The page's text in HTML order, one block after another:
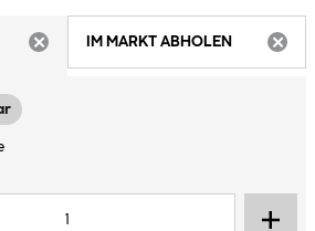
IM MARKT ABHOLEN